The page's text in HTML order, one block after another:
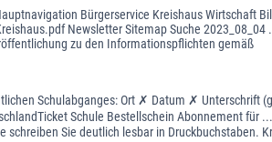
Bürgerservice Kreishaus Wirtschaft
Newsletter Sitemap Suche 2023_08_04
zu den Informationspflichten gemäß
Schulabganges: Ort ✗ Datum ✗ Unterschrift
Schule Bestellschein Abonnement für
Sie deutlich lesbar in Druckbuchstaben.